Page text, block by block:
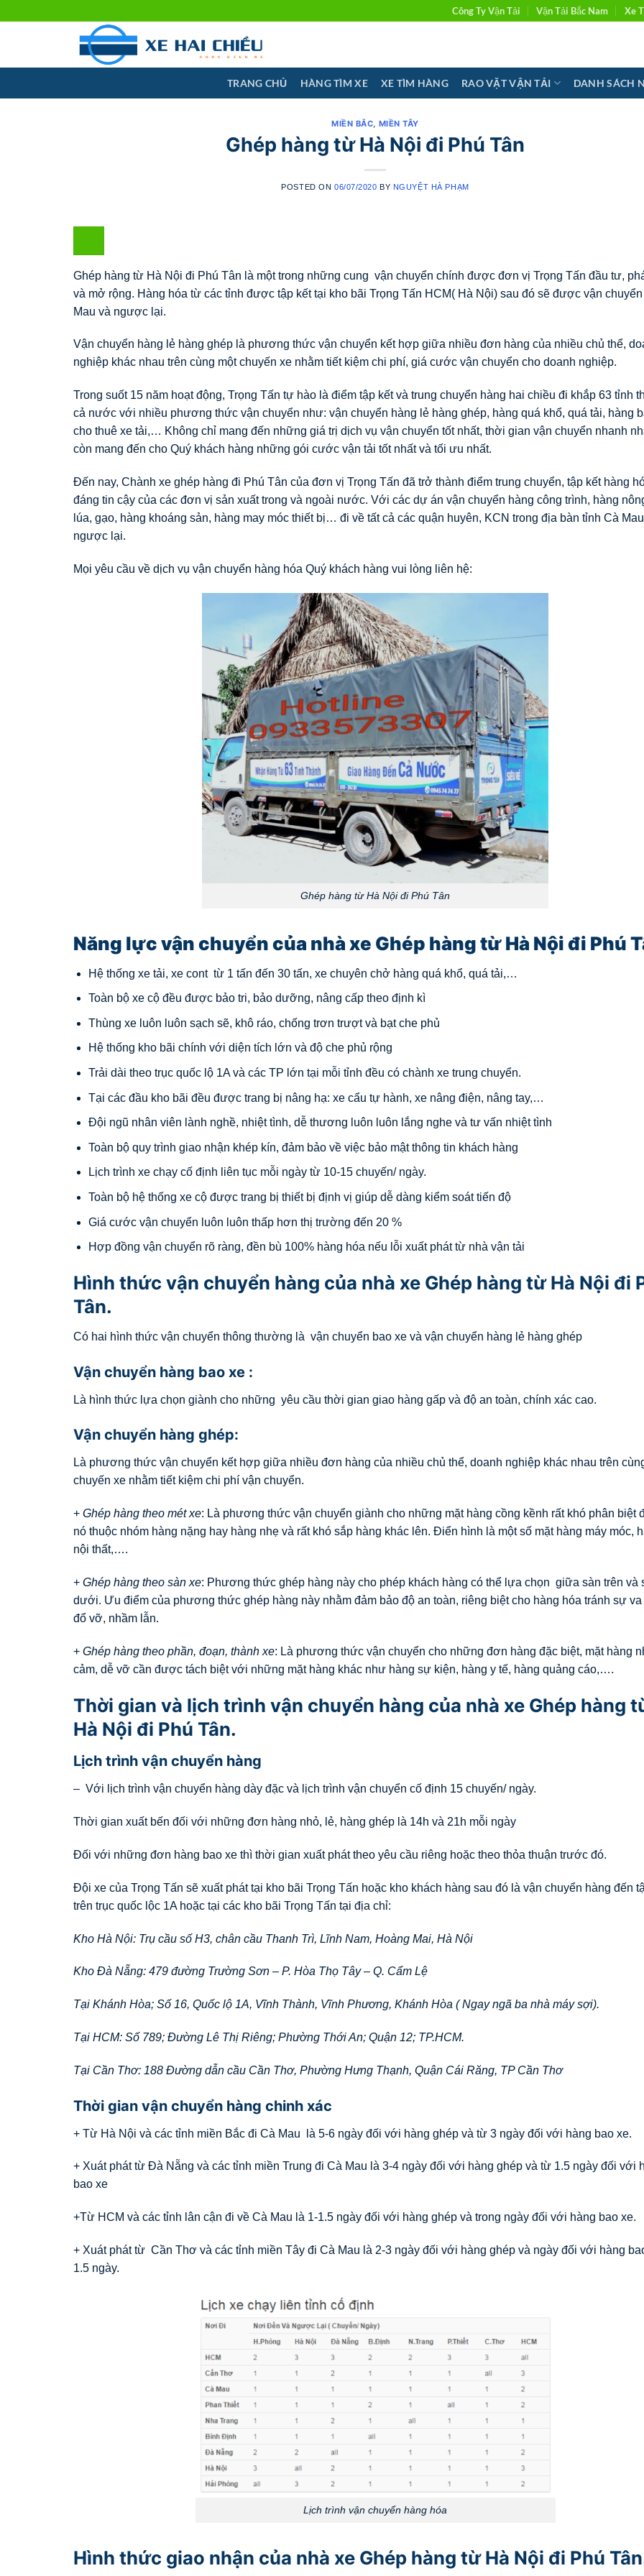
Công Ty Vận Tải Vận Tải Bắc Nam Xe
TRANG CHỦ HÀNG TÌM XE XE TÌM HÀNG RAO VẶT VẬN TẢI DANH SÁCH
MIỀN BẮC, MIỀN TÂY
Ghép hàng từ Hà Nội đi Phú Tân
POSTED ON 06/07/2020 BY NGUYỆT HÀ PHẠM
Ghép hàng từ Hà Nội đi Phú Tân là một trong những cung vận chuyển chính được đơn vị Trọng Tấn đầu tư,
và mở rộng. Hàng hóa từ các tỉnh được tập kết tại kho bãi Trọng Tấn HCM( Hà Nội) sau đó sẽ được vận
Mau và ngược lại.
Vận chuyển hàng lẻ hàng ghép là phương thức vận chuyển kết hợp giữa nhiều đơn hàng của nhiều chủ thể,
nghiệp khác nhau trên cùng một chuyến xe nhằm tiết kiệm chi phí, giá cước vận chuyển cho doanh nghiệp.
Trong suốt 15 năm hoạt động, Trọng Tấn tự hào là điểm tập kết và trung chuyển hàng hai chiều đi khắp 63 tỉnh
cả nước với nhiều phương thức vận chuyển như: vận chuyển hàng lẻ hàng ghép, hàng quá khổ, quá tải, hàng
cho thuê xe tải,… Không chỉ mang đến những giá trị dịch vụ vận chuyển tốt nhất, thời gian vận chuyển nhanh
còn mang đến cho Quý khách hàng những gói cước vận tải tốt nhất và tối ưu nhất.
Đến nay, Chành xe ghép hàng đi Phú Tân của đơn vị Trọng Tấn đã trở thành điểm trung chuyển, tập kết hàng
đáng tin cậy của các đơn vị sản xuất trong và ngoài nước. Với các dự án vận chuyển hàng công trình, hàng
lúa, gạo, hàng khoáng sản, hàng may móc thiết bị… đi về tất cả các quận huyên, KCN trong địa bàn tỉnh Cà
ngược lại.
Mọi yêu cầu về dịch vụ vận chuyển hàng hóa Quý khách hàng vui lòng liên hệ:
Ghép hàng từ Hà Nội đi Phú Tân
Năng lực vận chuyển của nhà xe Ghép hàng từ Hà Nội đi Phú
Hệ thống xe tải, xe cont từ 1 tấn đến 30 tấn, xe chuyên chở hàng quá khổ, quá tải,…
Toàn bộ xe cộ đều được bảo tri, bảo dưỡng, nâng cấp theo định kì
Thùng xe luôn luôn sạch sẽ, khô ráo, chống trơn trượt và bạt che phủ
Hệ thống kho bãi chính với diện tích lớn và độ che phủ rộng
Trải dài theo trục quốc lộ 1A và các TP lớn tại mỗi tỉnh đều có chành xe trung chuyển.
Tại các đầu kho bãi đều được trang bị nâng hạ: xe cẩu tự hành, xe nâng điện, nâng tay,…
Đội ngũ nhân viên lành nghề, nhiệt tình, dễ thương luôn luôn lắng nghe và tư vấn nhiệt tình
Toàn bộ quy trình giao nhận khép kín, đảm bảo về việc bảo mật thông tin khách hàng
Lịch trình xe chạy cố định liên tục mỗi ngày từ 10-15 chuyến/ ngày.
Toàn bộ hệ thống xe cộ được trang bị thiết bị định vị giúp dễ dàng kiểm soát tiến độ
Giá cước vận chuyển luôn luôn thấp hơn thị trường đến 20 %
Hợp đồng vận chuyển rõ ràng, đền bù 100% hàng hóa nếu lỗi xuất phát từ nhà vận tải
Hình thức vận chuyển hàng của nhà xe Ghép hàng từ Hà Nội đi
Tân.
Có hai hình thức vận chuyển thông thường là vận chuyển bao xe và vận chuyển hàng lẻ hàng ghép
Vận chuyển hàng bao xe :
Là hình thức lựa chọn giành cho những yêu cầu thời gian giao hàng gấp và độ an toàn, chính xác cao.
Vận chuyển hàng ghép:
Là phương thức vận chuyển kết hợp giữa nhiều đơn hàng của nhiều chủ thể, doanh nghiệp khác nhau trên
chuyến xe nhằm tiết kiệm chi phí vận chuyển.
+ Ghép hàng theo mét xe: Là phương thức vận chuyển giành cho những mặt hàng cồng kềnh rất khó phân biệt
nó thuộc nhóm hàng nặng hay hàng nhẹ và rất khó sắp hàng khác lên. Điển hình là một số mặt hàng máy móc,
nội thất,….
+ Ghép hàng theo sàn xe: Phương thức ghép hàng này cho phép khách hàng có thể lựa chọn giữa sàn trên và
dưới. Ưu điểm của phương thức ghép hàng này nhằm đảm bảo độ an toàn, riêng biệt cho hàng hóa tránh sự va
đổ vỡ, nhầm lẫn.
+ Ghép hàng theo phần, đoạn, thành xe: Là phương thức vận chuyển cho những đơn hàng đặc biệt, mặt hàng
cảm, dễ vỡ cần được tách biệt với những mặt hàng khác như hàng sự kiện, hàng y tế, hàng quảng cáo,….
Thời gian và lịch trình vận chuyển hàng của nhà xe Ghép hàng
Hà Nội đi Phú Tân.
Lịch trình vận chuyển hàng
– Với lịch trình vận chuyển hàng dày đặc và lịch trình vận chuyển cố định 15 chuyến/ ngày.
Thời gian xuất bến đối với những đơn hàng nhỏ, lẻ, hàng ghép là 14h và 21h mỗi ngày
Đối với những đơn hàng bao xe thì thời gian xuất phát theo yêu cầu riêng hoặc theo thỏa thuận trước đó.
Đội xe của Trọng Tấn sẽ xuất phát tại kho bãi Trọng Tấn hoặc kho khách hàng sau đó là vận chuyển hàng đến
trên trục quốc lộc 1A hoặc tại các kho bãi Trọng Tấn tại địa chỉ:
Kho Hà Nội: Trụ cầu số H3, chân cầu Thanh Trì, Lĩnh Nam, Hoàng Mai, Hà Nội
Kho Đà Nẵng: 479 đường Trường Sơn – P. Hòa Thọ Tây – Q. Cẩm Lệ
Tại Khánh Hòa; Số 16, Quốc lộ 1A, Vĩnh Thành, Vĩnh Phương, Khánh Hòa ( Ngay ngã ba nhà máy sợi).
Tại HCM: Số 789; Đường Lê Thị Riêng; Phường Thới An; Quận 12; TP.HCM.
Tại Cần Thơ: 188 Đường dẫn cầu Cần Thơ, Phường Hưng Thạnh, Quận Cái Răng, TP Cần Thơ
Thời gian vận chuyển hàng chinh xác
+ Từ Hà Nội và các tỉnh miền Bắc đi Cà Mau là 5-6 ngày đối với hàng ghép và từ 3 ngày đối với hàng bao xe.
+ Xuát phát từ Đà Nẵng và các tỉnh miền Trung đi Cà Mau là 3-4 ngày đối với hàng ghép và từ 1.5 ngày đối với
bao xe
+Từ HCM và các tỉnh lân cận đi về Cà Mau là 1-1.5 ngày đối với hàng ghép và trong ngày đối với hàng bao xe.
+ Xuát phát từ Cần Thơ và các tỉnh miền Tây đi Cà Mau là 2-3 ngày đối với hàng ghép và ngày đối với hàng
1.5 ngày.
Lịch trình vận chuyển hàng hóa
Hình thức giao nhận của nhà xe Ghép hàng từ Hà Nội đi Phú